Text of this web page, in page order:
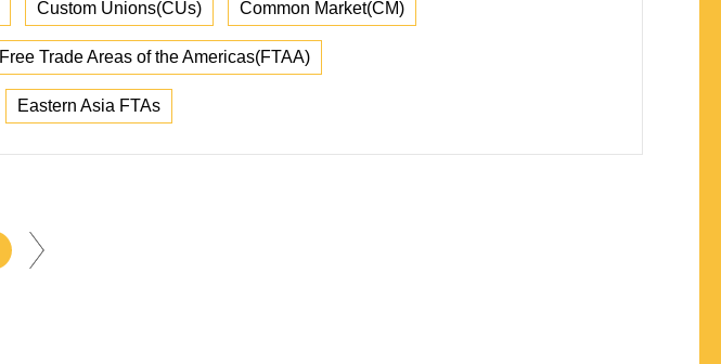
Custom Unions(CUs) Common Market(CM)
Free Trade Areas of the Americas(FTAA)
Eastern Asia FTAs